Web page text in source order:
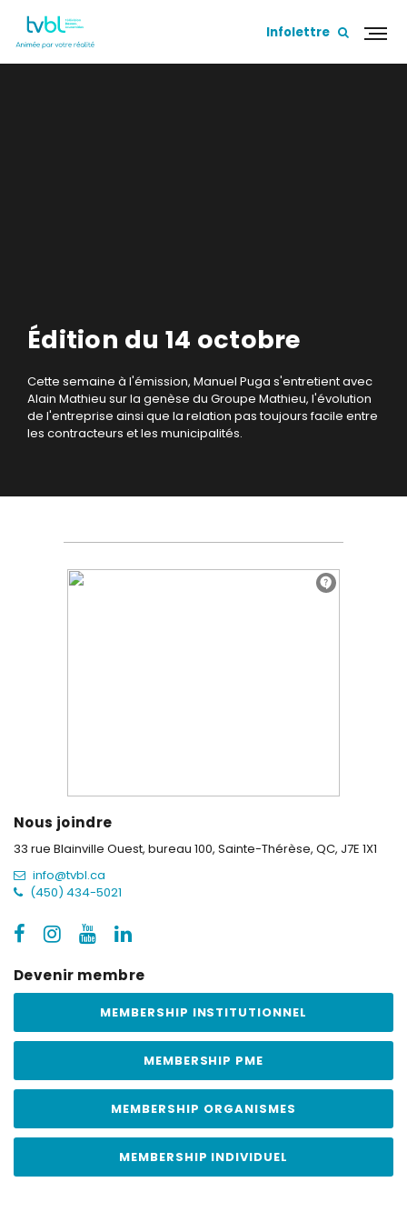
Infolettre
Édition du 14 octobre
Cette semaine à l'émission, Manuel Puga s'entretient avec
Alain Mathieu sur la genèse du Groupe Mathieu, l'évolution
de l'entreprise ainsi que la relation pas toujours facile entre
les contracteurs et les municipalités.
Nous joindre
33 rue Blainville Ouest, bureau 100, Sainte-Thérèse, QC, J7E 1X1
info@tvbl.ca
(450) 434-5021
Devenir membre
MEMBERSHIP INSTITUTIONNEL
MEMBERSHIP PME
MEMBERSHIP ORGANISMES
MEMBERSHIP INDIVIDUEL